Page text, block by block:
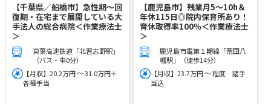
【千葉県／船橋市】急性期～回
復期・在宅まで展開している大
手法人の総合病院＜作業療法士
＞
東葉高速鉄道「北習志野駅」
（バス・車0分）
【月収】20.2万円 ～ 31.0万円＋
各種手当
【鹿児島市】残業月5～10h＆
年休115日◎院内保育所あり！
育休取得率100％＜作業療法士
＞
鹿児島市電第１期線「荒田八
幡駅」（徒歩14分）
【月収】23.7万円 ～ 程度 諸手
当込